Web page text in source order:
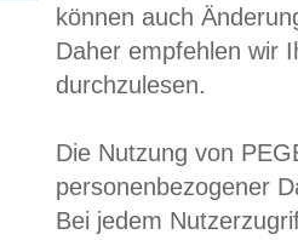
können auch
Daher empfehlen wir
durchzulesen.
Die Nutzung von
personenbezogener
Bei jedem